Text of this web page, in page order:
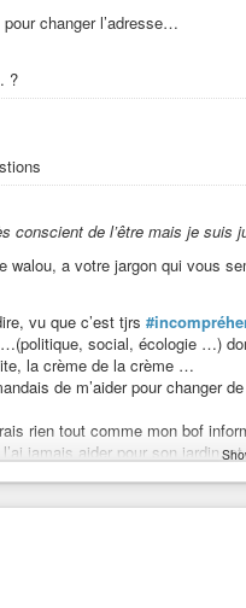
changer l’adresse…
?
conscient de l’être mais je suis
walou, a votre jargon qui vous
vu que c’est tjrs
…(politique, social, écologie …)
la crème de la crème …
de m’aider pour changer
rien tout comme mon bof
jamais aider pour son jardin, et